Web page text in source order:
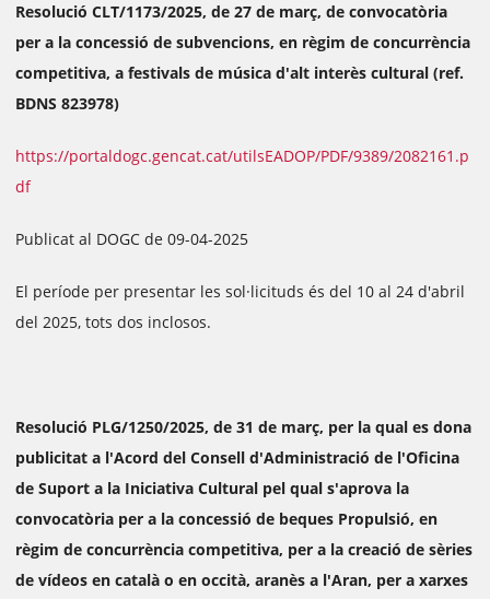
Resolució CLT/1173/2025, de 27 de març, de convocatòria
per a la concessió de subvencions, en règim de concurrència
competitiva, a festivals de música d'alt interès cultural (ref.
BDNS 823978)
https://portaldogc.gencat.cat/utilsEADOP/PDF/9389/2082161.p
df
Publicat al DOGC de 09-04-2025
El període per presentar les sol·licituds és del 10 al 24 d'abril
del 2025, tots dos inclosos.
Resolució PLG/1250/2025, de 31 de març, per la qual es dona
publicitat a l'Acord del Consell d'Administració de l'Oficina
de Suport a la Iniciativa Cultural pel qual s'aprova la
convocatòria per a la concessió de beques Propulsió, en
règim de concurrència competitiva, per a la creació de sèries
de vídeos en català o en occità, aranès a l'Aran, per a xarxes